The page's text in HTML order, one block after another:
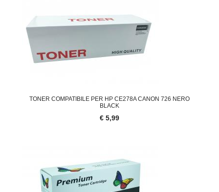
TONER COMPATIBILE PER HP CE278A CANON 726 NERO
BLACK
€ 5,99